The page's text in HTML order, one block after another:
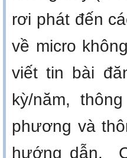
rơi phát đến
về micro
viết tin bài
kỳ/năm,
phương và
hướng dẫn.